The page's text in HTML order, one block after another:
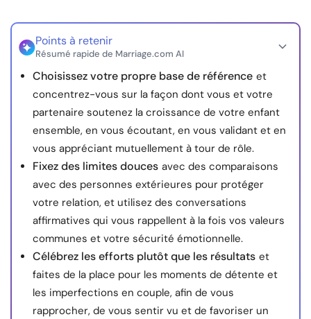
Points à retenir
Résumé rapide de Marriage.com AI
Choisissez votre propre base de référence et
concentrez-vous sur la façon dont vous et votre
partenaire soutenez la croissance de votre enfant
ensemble, en vous écoutant, en vous validant et en
vous appréciant mutuellement à tour de rôle.
Fixez des limites douces avec des comparaisons
avec des personnes extérieures pour protéger
votre relation, et utilisez des conversations
affirmatives qui vous rappellent à la fois vos valeurs
communes et votre sécurité émotionnelle.
Célébrez les efforts plutôt que les résultats et
faites de la place pour les moments de détente et
les imperfections en couple, afin de vous
rapprocher, de vous sentir vu et de favoriser un